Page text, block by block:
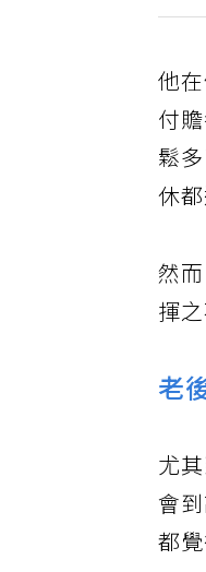
他
付
鬆
休
然
揮
老
尤
會
都